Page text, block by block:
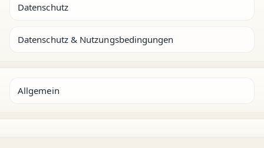
Datenschutz
Datenschutz & Nutzungsbedingungen
Allgemein